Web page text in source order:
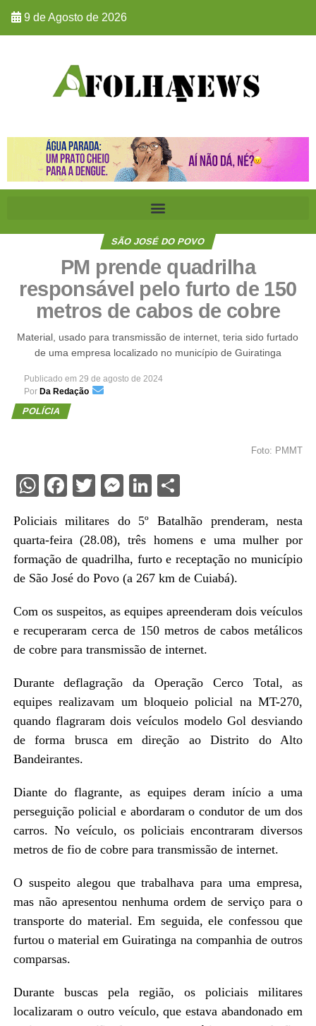
9 de Agosto de 2026
SÃO JOSÉ DO POVO
PM prende quadrilha
responsável pelo furto de 150
metros de cabos de cobre
Material, usado para transmissão de internet, teria sido furtado
de uma empresa localizado no município de Guiratinga
Publicado em 29 de agosto de 2024
Por Da Redação
POLÍCIA
Foto: PMMT
WhatsApp
Facebook
Twitter
Messenger
LinkedIn
Share
Policiais militares do 5º Batalhão prenderam, nesta
quarta-feira (28.08), três homens e uma mulher por
formação de quadrilha, furto e receptação no município
de São José do Povo (a 267 km de Cuiabá).
Com os suspeitos, as equipes apreenderam dois veículos
e recuperaram cerca de 150 metros de cabos metálicos
de cobre para transmissão de internet.
Durante deflagração da Operação Cerco Total, as
equipes realizavam um bloqueio policial na MT-270,
quando flagraram dois veículos modelo Gol desviando
de forma brusca em direção ao Distrito do Alto
Bandeirantes.
Diante do flagrante, as equipes deram início a uma
perseguição policial e abordaram o condutor de um dos
carros. No veículo, os policiais encontraram diversos
metros de fio de cobre para transmissão de internet.
O suspeito alegou que trabalhava para uma empresa,
mas não apresentou nenhuma ordem de serviço para o
transporte do material. Em seguida, ele confessou que
furtou o material em Guiratinga na companhia de outros
comparsas.
Durante buscas pela região, os policiais militares
localizaram o outro veículo, que estava abandonado em